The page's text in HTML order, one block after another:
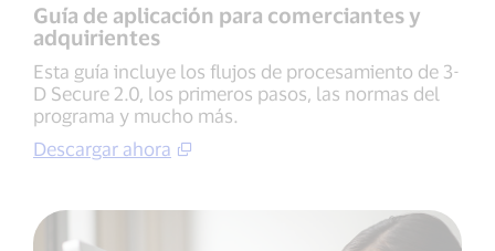
Guía de aplicación para comerciantes y
adquirientes
Esta guía incluye los flujos de procesamiento de 3-
D Secure 2.0, los primeros pasos, las normas del
programa y mucho más.
Descargar ahora